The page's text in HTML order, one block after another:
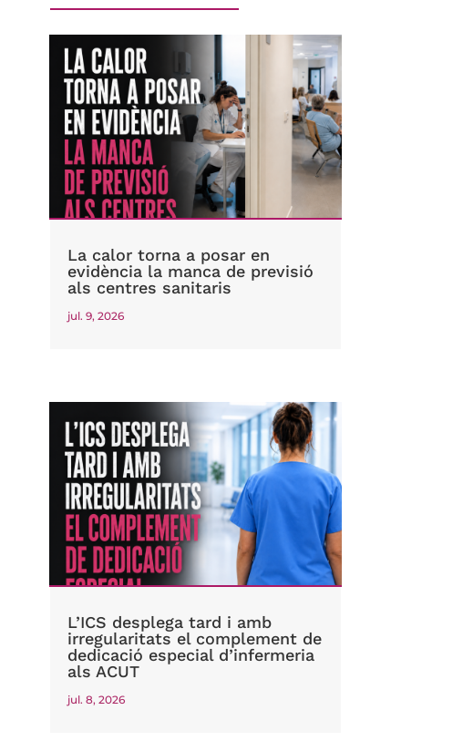
La calor torna a posar en
evidència la manca de previsió
als centres sanitaris
jul. 9, 2026
L’ICS desplega tard i amb
irregularitats el complement de
dedicació especial d’infermeria
als ACUT
jul. 8, 2026